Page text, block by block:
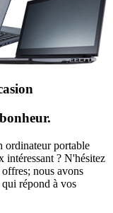
ordinateur portable
intéressant ? N'hésitez
nous avons
répond à vos